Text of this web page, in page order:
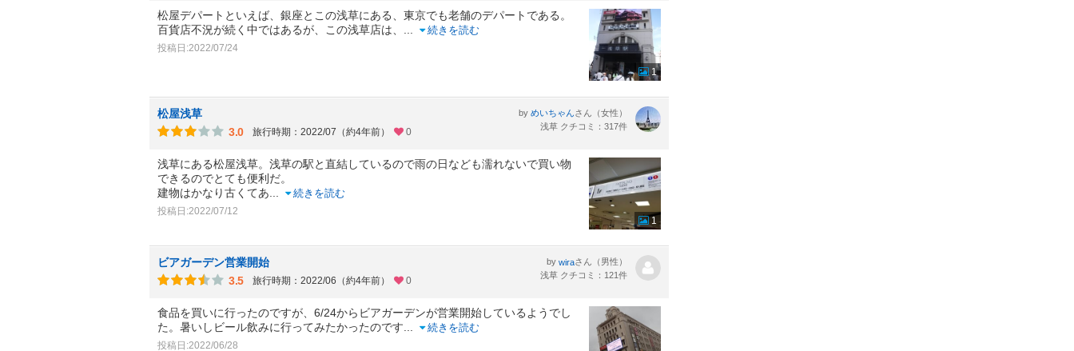
松屋デパートといえば、銀座とこの浅草にある、東京でも老舗のデパートである。
百貨店不況が続く中ではあるが、この浅草店は、
続きを読む
投稿日:2022/07/24
1
松屋浅草
3.0
旅行時期：2022/07（約4年前） 0
by めいちゃんさん（女性）
浅草 クチコミ：317件
浅草にある松屋浅草。浅草の駅と直結しているので雨の日なども濡れないで買い物
できるのでとても便利だ。
建物はかなり古くてあ
続きを読む
投稿日:2022/07/12
1
ビアガーデン営業開始
3.5
旅行時期：2022/06（約4年前） 0
by wiraさん（男性）
浅草 クチコミ：121件
食品を買いに行ったのですが、6/24からビアガーデンが営業開始しているようでし
た。暑いしビール飲みに行ってみたかったのです
続きを読む
投稿日:2022/06/28